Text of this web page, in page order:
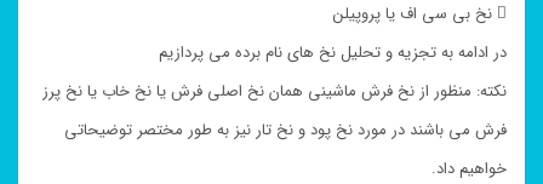
 نخ بی سی اف یا پروپیلن
در ادامه به تجزیه و تحلیل نخ های نام برده می پردازیم
نکته: منظور از نخ فرش ماشینی همان نخ اصلی فرش یا نخ خاب یا نخ پرز
فرش می باشند در مورد نخ پود و نخ تار نیز به طور مختصر توضیحاتی
خواهیم داد.